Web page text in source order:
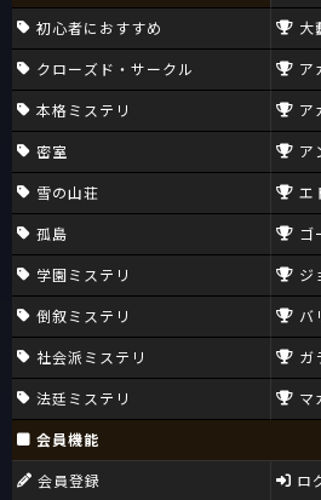
初心者におすすめ
クローズド・サークル
本格ミステリ
密室
雪の山荘
孤島
学園ミステリ
倒叙ミステリ
社会派ミステリ
法廷ミステリ
大
ア
ア
ア
エ
ゴ
ジ
バ
ガ
マ
会員機能
会員登録
ロ